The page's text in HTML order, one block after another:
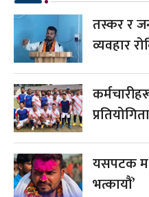
तस्कर र
व्यवहार
प्रतियोगिता
यसपटक
भत्कायौं’